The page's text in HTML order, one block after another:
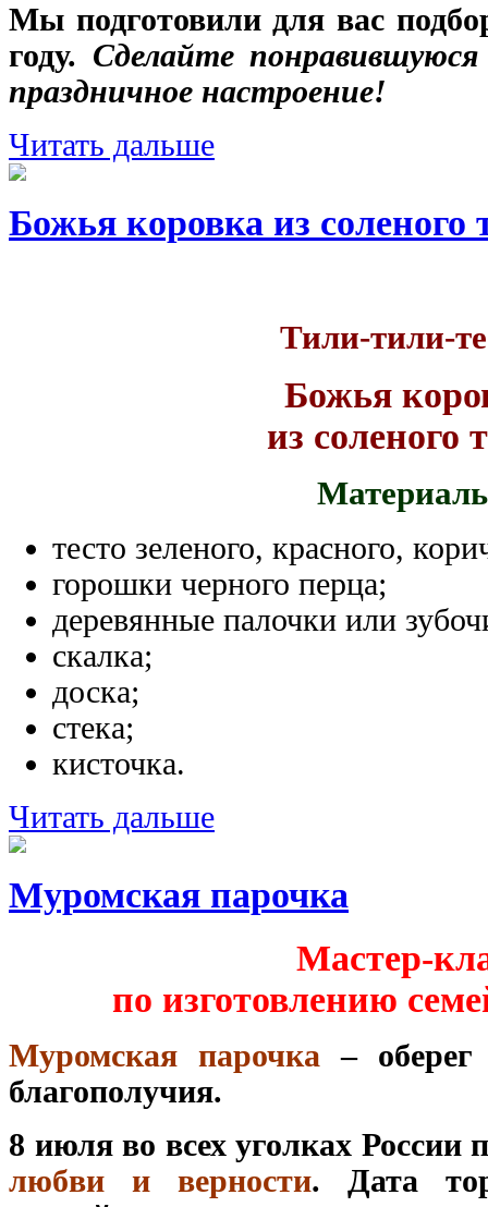
Мы подготовили для вас
году. Сделайте
праздничное настроение!
Читать дальше
Божья коровка из соленого
Тили-тили-
Божья
из соленого
тесто зеленого, красного,
горошки черного перца;
деревянные палочки или
скалка;
доска;
стека;
кисточка.
Читать дальше
Муромская парочка
Мастер-
по изготовлению
Муромская парочка – оберег
благополучия.
8 июля во всех уголках России
любви и верности. Дата